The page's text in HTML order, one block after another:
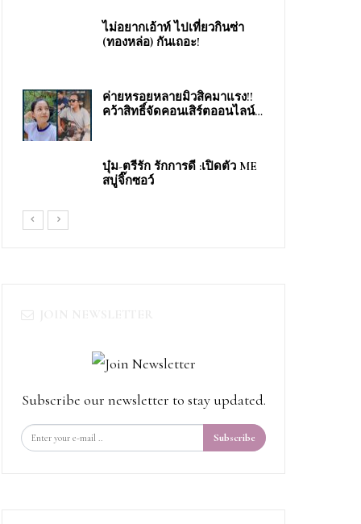
ไม่อยากเอ้าท์ ไปเที่ยวกินซ่า
(ทองหล่อ) กันเถอะ!
ค่ายหรอยหลายมิวสิคมาแรง!!
คว้าสิทธิ์จัดคอนเสิร์ตออนไลน์…
บุ๋ม-ตรีรัก รักการดี​ ​:เปิดตัว​ ME​
สบู่จิ๊ก​ซอว์​
Subscribe our newsletter to stay updated.
Subscribe